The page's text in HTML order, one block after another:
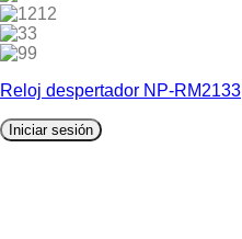
12
3
9
Reloj despertador NP-RM2133
Iniciar sesión